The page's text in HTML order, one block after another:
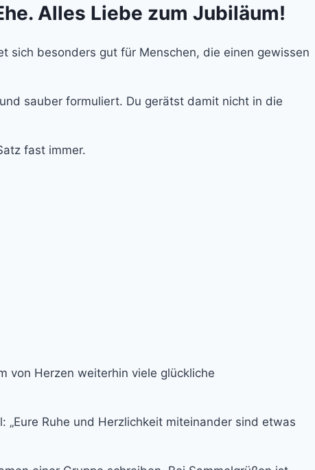
Alles Liebe zum Jubiläum!
sich besonders gut für Menschen, die einen gewissen
sauber formuliert. Du gerätst damit nicht in die
fast immer.
von Herzen weiterhin viele glückliche
Ruhe und Herzlichkeit miteinander sind etwas